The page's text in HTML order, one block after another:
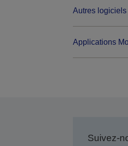
Autres logiciels
Applications
Suivez-